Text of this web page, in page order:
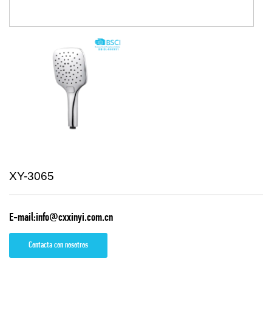
XY-3065
E-mail:info@cxxinyi.com.cn
Contacta con nosotros